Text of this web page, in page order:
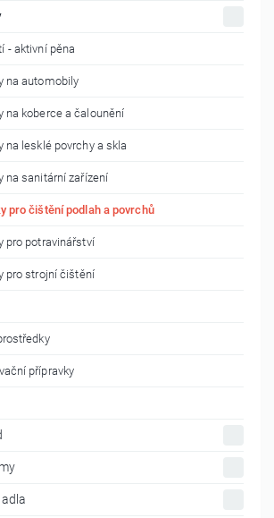
- aktivní pěna
na automobily
na koberce a čalounění
na lesklé povrchy a skla
na sanitární zařízení
pro čištění podlah a povrchů
pro potravinářství
pro strojní čištění
přípravky